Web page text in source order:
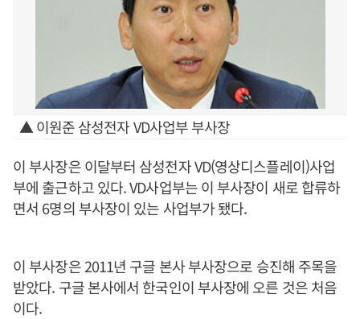
▲ 이원준 삼성전자 VD사업부 부사장
이 부사장은 이달부터 삼성전자 VD(영상디스플레이)사업
부에 출근하고 있다. VD사업부는 이 부사장이 새로 합류하
면서 6명의 부사장이 있는 사업부가 됐다.
이 부사장은 2011년 구글 본사 부사장으로 승진해 주목을
받았다. 구글 본사에서 한국인이 부사장에 오른 것은 처음
이다.